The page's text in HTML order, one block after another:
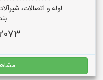
لوله و اتصالات،